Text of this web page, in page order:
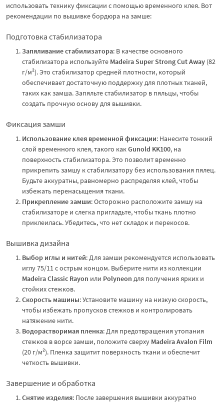
использовать технику фиксации с помощью временного клея. Вот
рекомендации по вышивке бордюра на замше:
Подготовка стабилизатора
Запяливание стабилизатора: В качестве основного
стабилизатора используйте Madeira Super Strong Cut Away (82
г/м²). Это стабилизатор средней плотности, который
обеспечивает достаточную поддержку для плотных тканей,
таких как замша. Запяльте стабилизатор в пяльцы, чтобы
создать прочную основу для вышивки.
Фиксация замши
Использование клея временной фиксации: Нанесите тонкий
слой временного клея, такого какGunold KK100, на
поверхность стабилизатора. Это позволит временно
прикрепить замшу к стабилизатору без использования пялец.
Будьте аккуратны, равномерно распределяя клей, чтобы
избежать перенасыщения ткани.
Прикрепление замши: Осторожно расположите замшу на
стабилизаторе и слегка пригладьте, чтобы ткань плотно
приклеилась. Убедитесь, что нет складок и перекосов.
Вышивка дизайна
Выбор иглы и нитей: Для замши рекомендуется использовать
иглу 75/11 с острым концом. Выберите нити из коллекции
Madeira Classic Rayon или Polyneon для получения ярких и
стойких стежков.
Скорость машины: Установите машину на низкую скорость,
чтобы избежать пропусков стежков и контролировать
натяжение нити.
Водорастворимая пленка: Для предотвращения утопания
стежков в ворсе замши, положите сверху Madeira Avalon Film
(20 г/м²). Пленка защитит поверхность ткани и обеспечит
четкость вышивки.
Завершение и обработка
Снятие изделия: После завершения вышивки аккуратно